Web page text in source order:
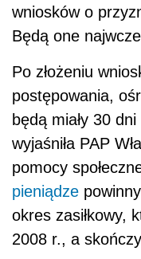
wniosków o
Będą one
Po złożeniu
postępowania,
będą miały 30
wyjaśniła PAP
pomocy
pieniądze
okres zasiłkowy,
2008 r., a